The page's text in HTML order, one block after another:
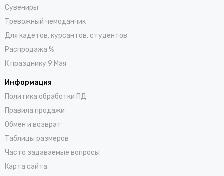
Сувениры
Тревожный чемоданчик
Для кадетов, курсантов, студентов
Распродажа %
К празднику 9 Мая
Информация
Политика обработки ПД
Правила продажи
Обмен и возврат
Таблицы размеров
Часто задаваемые вопросы
Карта сайта